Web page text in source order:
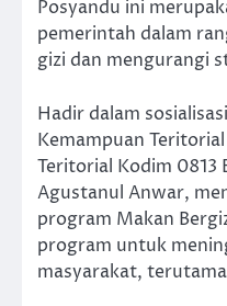
Posyandu ini
pemerintah dalam
gizi dan mengurangi
Hadir dalam
Kemampuan
Teritorial Kodim 0813
Agustanul Anwar,
program Makan
program untuk
masyarakat,